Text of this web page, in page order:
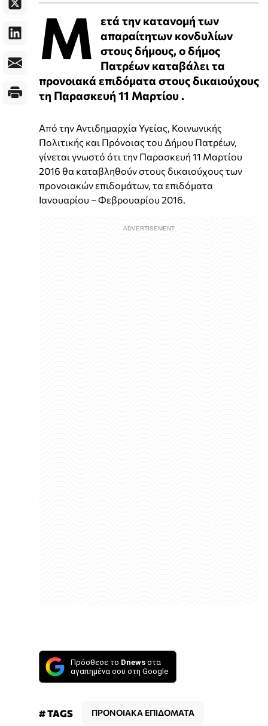
Μ
ετά την κατανομή των
απαραίτητων κονδυλίων
στους δήμους, ο δήμος
Πατρέων καταβάλει τα
προνοιακά επιδόματα στους δικαιούχους
τη Παρασκευή 11 Μαρτίου .
Από την Αντιδημαρχία Υγείας, Κοινωνικής
Πολιτικής και Πρόνοιας του Δήμου Πατρέων,
γίνεται γνωστό ότι την Παρασκευή 11 Μαρτίου
2016 θα καταβληθούν στους δικαιούχους των
προνοιακών επιδομάτων, τα επιδόματα
Ιανουαρίου – Φεβρουαρίου 2016.
Πρόσθεσε το Dnews στα
αγαπημένα σου στη Google
# TAGS ΠΡΟΝΟΙΑΚΑ ΕΠΙΔΟΜΑΤΑ